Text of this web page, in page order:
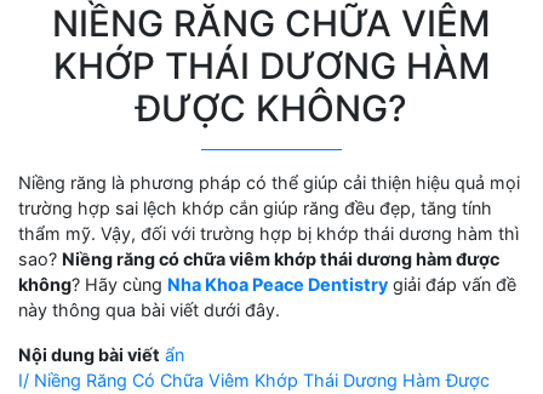
NIỀNG RĂNG CHỮA VIÊM
KHỚP THÁI DƯƠNG HÀM
ĐƯỢC KHÔNG?
Niềng răng là phương pháp có thể giúp cải thiện hiệu quả mọi
trường hợp sai lệch khớp cắn giúp răng đều đẹp, tăng tính
thẩm mỹ. Vậy, đối với trường hợp bị khớp thái dương hàm thì
sao? Niềng răng có chữa viêm khớp thái dương hàm được
không? Hãy cùng Nha Khoa Peace Dentistry giải đáp vấn đề
này thông qua bài viết dưới đây.
Nội dung bài viết ẩn
I/ Niềng Răng Có Chữa Viêm Khớp Thái Dương Hàm Được